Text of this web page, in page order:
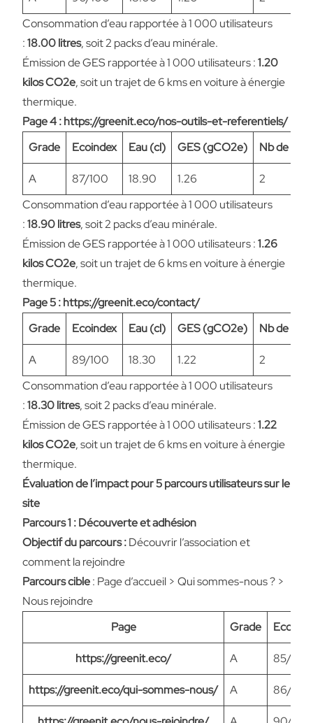
Consommation d’eau rapportée à 1 000 utilisateurs
:18.00 litres, soit 2 packs d’eau minérale.
Émission de GES rapportée à 1 000 utilisateurs :1.20
kilos CO2e, soit un trajet de 6 kms en voiture à énergie
thermique.
Page 4 : https://greenit.eco/nos-outils-et-referentiels/
Grade
Ecoindex Eau (cl) GES (gCO2e) Nb de
A 87/100 18.90 1.26
2
Consommation d’eau rapportée à 1 000 utilisateurs
:18.90 litres, soit 2 packs d’eau minérale.
Émission de GES rapportée à 1 000 utilisateurs :1.26
kilos CO2e, soit un trajet de 6 kms en voiture à énergie
thermique.
Page 5 : https://greenit.eco/contact/
Grade
Ecoindex Eau (cl) GES (gCO2e) Nb de
A 89/100 18.30 1.22
2
Consommation d’eau rapportée à 1 000 utilisateurs
:18.30 litres, soit 2 packs d’eau minérale.
Émission de GES rapportée à 1 000 utilisateurs :1.22
kilos CO2e, soit un trajet de 6 kms en voiture à énergie
thermique.
Évaluation de l’impact pour 5 parcours utilisateurs sur le
site
Parcours 1 : Découverte et adhésion
Objectif du parcours :Découvrir l’association et
comment la rejoindre
Parcours cible: Page d’accueil > Qui sommes-nous ? >
Nous rejoindre
Page
Grade
https://greenit.eco/ A 85/100
https://greenit.eco/qui-sommes-nous/ A 86/100